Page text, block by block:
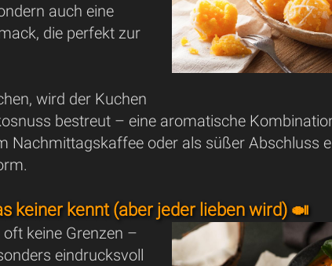
auch eine
die perfekt zur
wird der Kuchen
bestreut – eine aromatische
Nachmittagskaffee oder als süßer Abschluss
keiner kennt (aber jeder lieben wird) 🍛
keine Grenzen –
eindrucksvoll